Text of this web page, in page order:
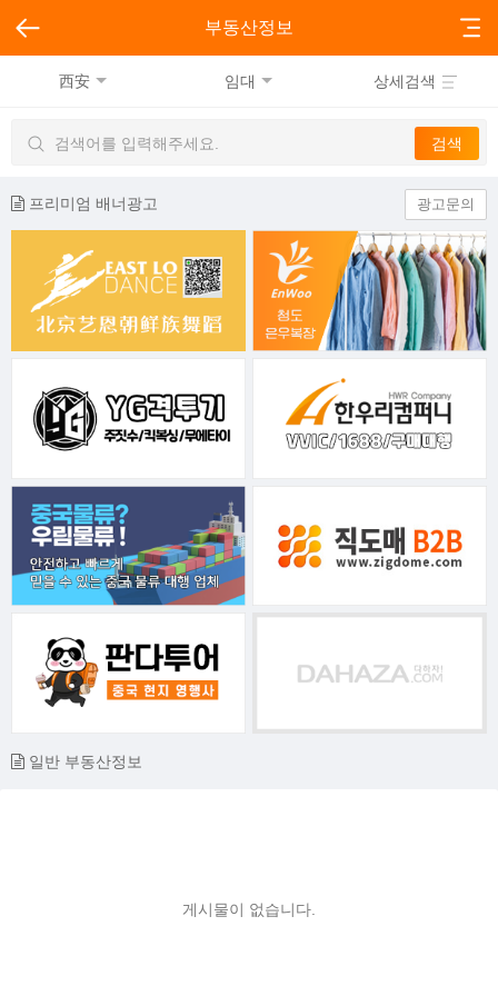
부동산정보
西安 임대 상세검색
프리미엄 배너광고 광고문의
일반 부동산정보
게시물이 없습니다.